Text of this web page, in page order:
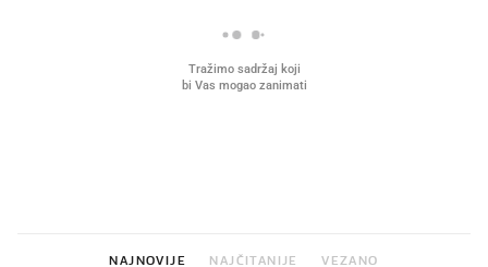
NAJNOVIJE NAJČITANIJE VEZANO